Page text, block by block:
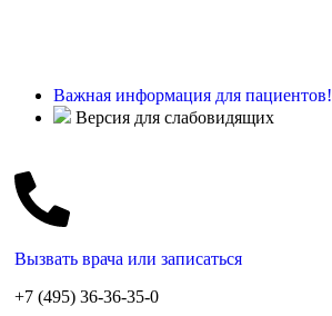
Важная информация для пациентов!
Версия для слабовидящих
Вызвать врача или записаться
+7 (495) 36-36-35-0